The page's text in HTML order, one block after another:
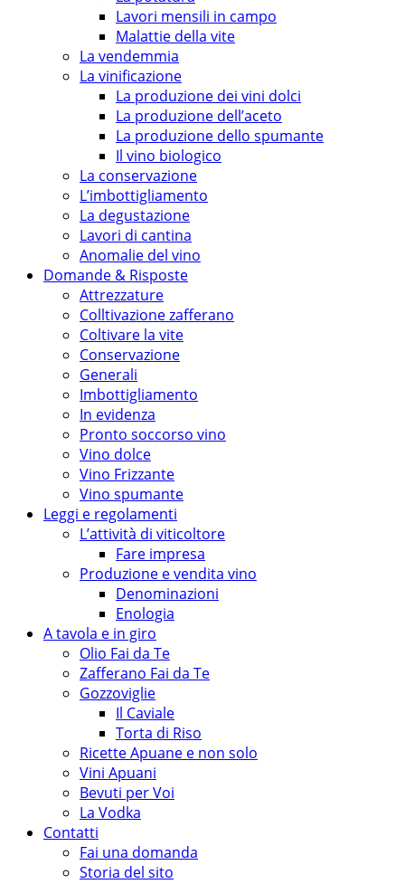
Lavori mensili in campo
Malattie della vite
La vendemmia
La vinificazione
La produzione dei vini dolci
La produzione dell’aceto
La produzione dello spumante
Il vino biologico
La conservazione
L’imbottigliamento
La degustazione
Lavori di cantina
Anomalie del vino
Domande & Risposte
Attrezzature
Colltivazione zafferano
Coltivare la vite
Conservazione
Generali
Imbottigliamento
In evidenza
Pronto soccorso vino
Vino dolce
Vino Frizzante
Vino spumante
Leggi e regolamenti
L’attività di viticoltore
Fare impresa
Produzione e vendita vino
Denominazioni
Enologia
A tavola e in giro
Olio Fai da Te
Zafferano Fai da Te
Gozzoviglie
Il Caviale
Torta di Riso
Ricette Apuane e non solo
Vini Apuani
Bevuti per Voi
La Vodka
Contatti
Fai una domanda
Storia del sito